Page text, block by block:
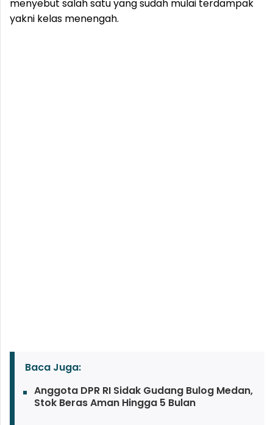
menyebut salah satu yang sudah mulai terdampak
yakni kelas menengah.
Baca Juga:
Anggota DPR RI Sidak Gudang Bulog Medan,
Stok Beras Aman Hingga 5 Bulan